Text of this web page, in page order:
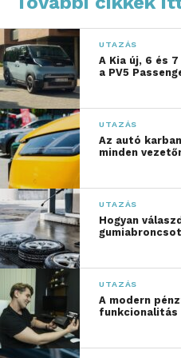
mint fele azonban nem ért
29 százalékuk pedig
Érthető okokból a nők
a sztereotípiát, 60
tartja a kijelentést.
UTAZÁS
A Kia új, 6 és
a PV5
UTAZÁS
Az autó
minden
UTAZÁS
Hogyan
UTAZÁS
A modern
funkcionalitás